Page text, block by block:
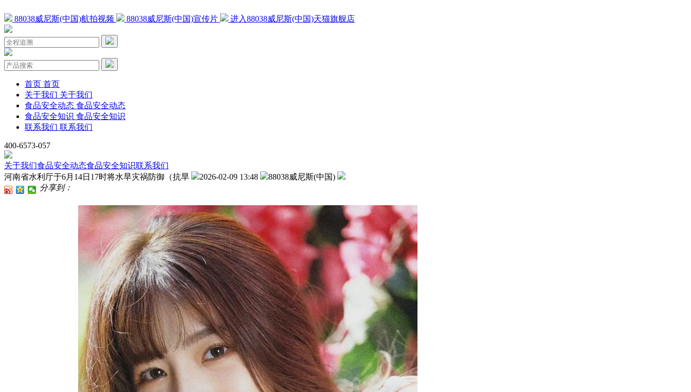
88038威尼斯(中国)航拍视频 88038威尼斯(中国)宣传片 进入88038威尼斯(中国)天猫旗舰店
首页 首页
关于我们 关于我们
食品安全动态 食品安全动态
食品安全知识 食品安全知识
联系我们 联系我们
400-6573-057
关于我们食品安全动态食品安全知识联系我们
河南省水利厅于6月14日17时将水旱灾祸防御（抗旱
2026-02-09 13:48
88038威尼斯(中国)
分享到：